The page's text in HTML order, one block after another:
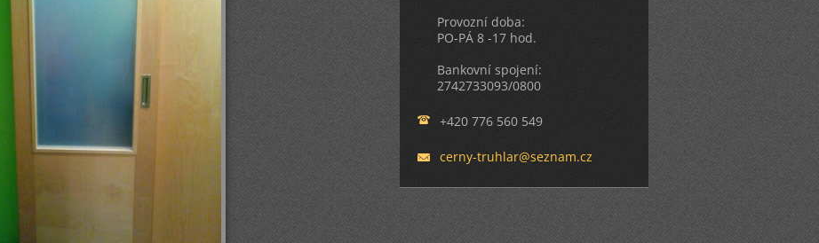
Provozní doba:
PO-PÁ 8 -17 hod.
Bankovní spojení:
2742733093/0800
+420 776 560 549
cerny-truhlar@seznam.cz